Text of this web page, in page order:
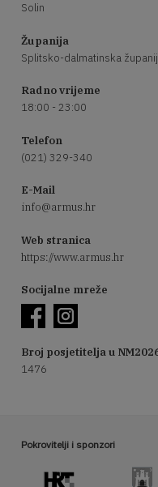
Solin
Županija
Splitsko-dalmatinska
Radno vrijeme
18:00 - 23:00
Telefon
(021) 329-340
E-Mail
info@armus.hr
Web stranica
https://www.armus.hr
Socijalne mreže
Broj posjetitelja u
1476
Pokrovitelji i sponzori